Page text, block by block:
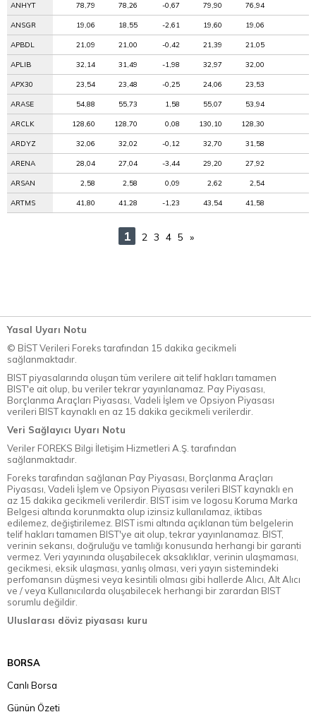
ANHYT 78,79 78,26 -0,67 79,90 76,94
ANSGR 19,06 18,55 -2,61 19,60 19,06
APBDL 21,09 21,00 -0,42 21,39 21,05
APLIB 32,14 31,49 -1,98 32,97 32,00
APX30 23,54 23,48 -0,25 24,06 23,53
ARASE 54,88 55,73 1,58 55,07 53,94
ARCLK 128,60 128,70 0,08 130,10 128,30
ARDYZ 32,06 32,02 -0,12 32,70 31,58
ARENA 28,04 27,04 -3,44 29,20 27,92
ARSAN 2,58 2,58 0,09 2,62 2,54
ARTMS 41,80 41,28 -1,23 43,54 41,58
1 2 3 4 5 »
Yasal Uyarı Notu
© BİST Verileri Foreks tarafından 15 dakika gecikmeli
sağlanmaktadır.
BIST piyasalarında oluşan tüm verilere ait telif hakları tamamen
BIST'e ait olup, bu veriler tekrar yayınlanamaz. Pay Piyasası,
Borçlanma Araçları Piyasası, Vadeli İşlem ve Opsiyon Piyasası
verileri BIST kaynaklı en az 15 dakika gecikmeli verilerdir.
Veri Sağlayıcı Uyarı Notu
Veriler FOREKS Bilgi İletişim Hizmetleri A.Ş. tarafından
sağlanmaktadır.
Foreks tarafından sağlanan Pay Piyasası, Borçlanma Araçları
Piyasası, Vadeli İşlem ve Opsiyon Piyasası verileri BIST kaynaklı en
az 15 dakika gecikmeli verilerdir. BIST isim ve logosu Koruma Marka
Belgesi altında korunmakta olup izinsiz kullanılamaz, iktibas
edilemez, değiştirilemez. BIST ismi altında açıklanan tüm belgelerin
telif hakları tamamen BIST'ye ait olup, tekrar yayınlanamaz. BIST,
verinin sekansı, doğruluğu ve tamlığı konusunda herhangi bir garanti
vermez. Veri yayınında oluşabilecek aksaklıklar, verinin ulaşmaması,
gecikmesi, eksik ulaşması, yanlış olması, veri yayın sistemindeki
perfomansın düşmesi veya kesintili olması gibi hallerde Alıcı, Alt Alıcı
ve / veya Kullanıcılarda oluşabilecek herhangi bir zarardan BIST
sorumlu değildir.
Uluslarası döviz piyasası kuru
BORSA
Canlı Borsa
Günün Özeti